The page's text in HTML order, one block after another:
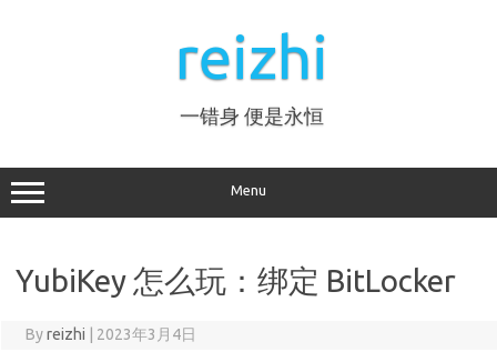
reizhi
一错身 便是永恒
Menu
YubiKey 怎么玩：绑定 BitLocker
Byreizhi 2023年3月4日